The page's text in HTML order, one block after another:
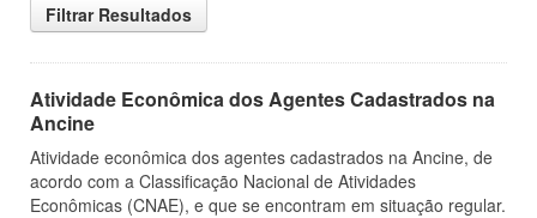
Filtrar Resultados
Atividade Econômica dos Agentes Cadastrados na
Ancine
Atividade econômica dos agentes cadastrados na Ancine, de
acordo com a Classificação Nacional de Atividades
Econômicas (CNAE), e que se encontram em situação regular.